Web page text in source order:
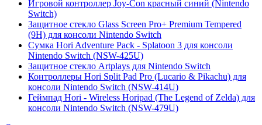
Игровой контроллер Joy-Con красный синий (Nintendo
Switch)
Защитное стекло Glass Screen Pro+ Premium Tempered
(9H) для консоли Nintendo Switch
Сумка Hori Adventure Pack - Splatoon 3 для консоли
Nintendo Switch (NSW-425U)
Защитное стекло Artplays для Nintendo Switch
Контроллеры Hori Split Pad Pro (Lucario & Pikachu) для
консоли Nintendo Switch (NSW-414U)
Геймпад Hori - Wireless Horipad (The Legend of Zelda) для
консоли Nintendo Switch (NSW-479U)